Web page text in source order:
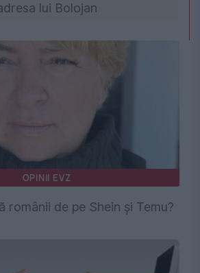
lui Bolojan
OPINII EVZ
românii de pe Shein și Temu?